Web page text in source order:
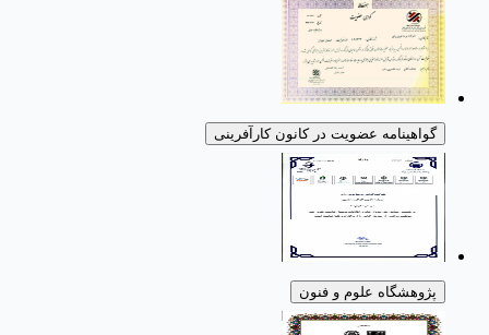
گواهینامه عضویت در کانون کارآفرینی
پژوهشگاه علوم و فنون